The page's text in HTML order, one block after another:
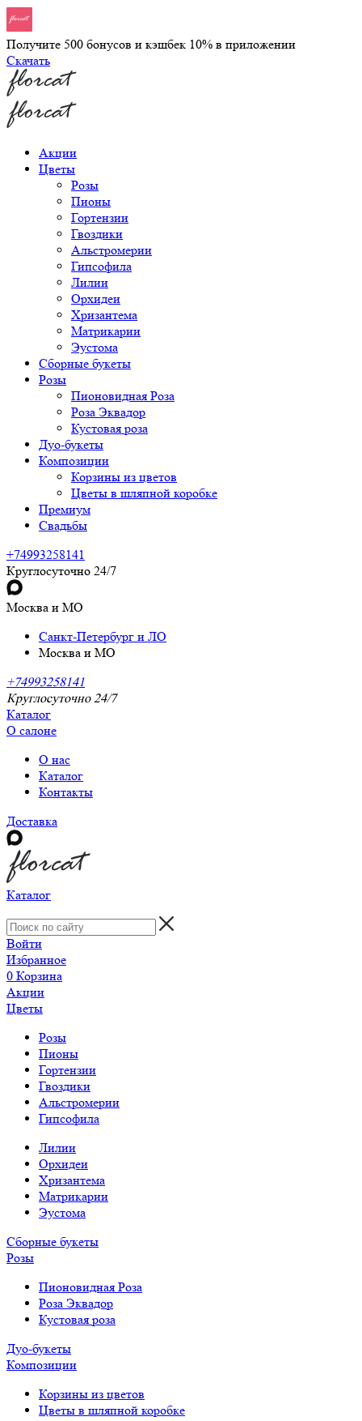
Получите 500 бонусов и кэшбек 10% в приложении
Скачать
Акции
Цветы
Розы
Пионы
Гортензии
Гвоздики
Альстромерии
Гипсофила
Лилии
Орхидеи
Хризантема
Матрикарии
Эустома
Сборные букеты
Розы
Пионовидная Роза
Роза Эквадор
Кустовая роза
Дуо-букеты
Композиции
Корзины из цветов
Цветы в шляпной коробке
Премиум
Свадьбы
+74993258141
Круглосуточно 24/7
Москва и МО
Санкт-Петербург и ЛО
Москва и МО
+74993258141
Круглосуточно 24/7
Каталог
О салоне
О нас
Каталог
Контакты
Доставка
Каталог
Войти
Избранное
0 Корзина
Акции
Цветы
Розы
Пионы
Гортензии
Гвоздики
Альстромерии
Гипсофила
Лилии
Орхидеи
Хризантема
Матрикарии
Эустома
Сборные букеты
Розы
Пионовидная Роза
Роза Эквадор
Кустовая роза
Дуо-букеты
Композиции
Корзины из цветов
Цветы в шляпной коробке